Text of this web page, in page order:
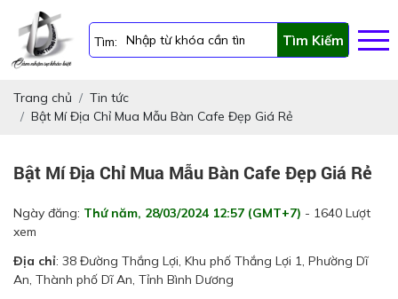
Tìm: Tìm Kiếm
Trang chủ
Tin tức
Bật Mí Địa Chỉ Mua Mẫu Bàn Cafe Đẹp Giá Rẻ
Bật Mí Địa Chỉ Mua Mẫu Bàn Cafe Đẹp Giá Rẻ
Ngày đăng: Thứ năm, 28/03/2024 12:57 (GMT+7) - 1640 Lượt
xem
Địa chỉ: 38 Đường Thắng Lợi, Khu phố Thắng Lợi 1, Phường Dĩ
An, Thành phố Dĩ An, Tỉnh Bình Dương